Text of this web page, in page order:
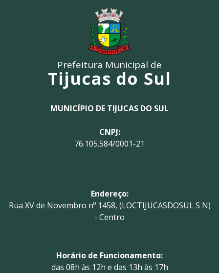
Prefeitura Municipal de
Tijucas do Sul
MUNICÍPIO DE TIJUCAS DO SUL
CNPJ:
76.105.584/0001-21
Endereço:
Rua XV de Novembro nº 1458, (LOCTIJUCASDOSUL S N)
- Centro
Horário de Funcionamento:
das 08h às 12h e das 13h às 17h